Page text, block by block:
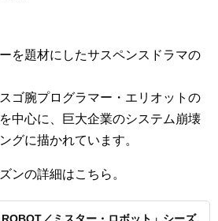
を題材にしたサスペンスドラマの
ゴ腕プログラマー・エリオットの
中心に、巨大企業のシステム崩壊
グに描かれています。
ンの詳細はこちら。
／ミスター・ロボット」シーズ